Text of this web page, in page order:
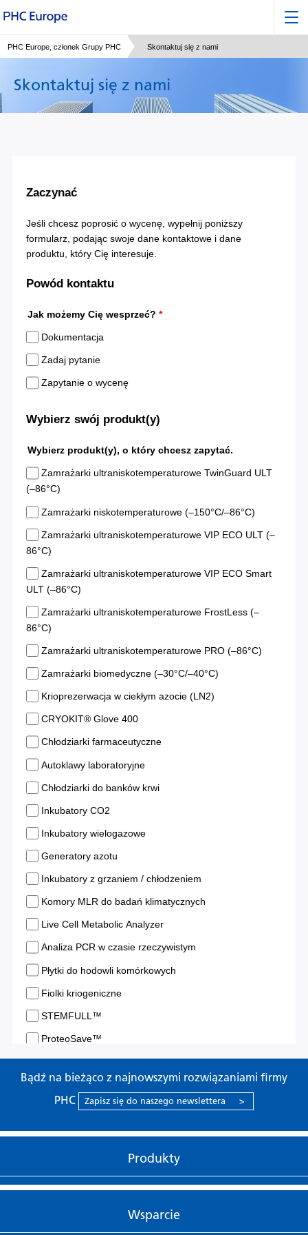
PHC Europe, członek Grupy PHC Skontaktuj się z nami
Skontaktuj się z nami
Bądź na bieżąco z najnowszymi rozwiązaniami firmy
PHC
Zapisz się do naszego newslettera >
Produkty
Wsparcie